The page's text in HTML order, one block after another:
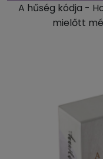
A hűség kódja -
mielőtt